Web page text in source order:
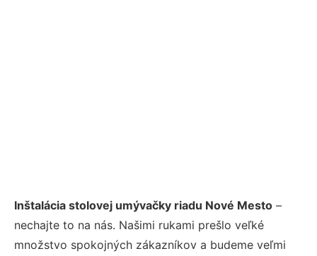
Inštalácia stolovej umývačky riadu Nové Mesto –
nechajte to na nás. Našimi rukami prešlo veľké
množstvo spokojných zákazníkov a budeme veľmi